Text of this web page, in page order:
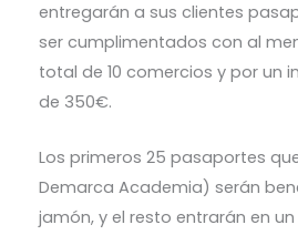
entregarán a sus clientes
ser cumplimentados con al
total de 10 comercios y por un
de 350€.
Los primeros 25 pasaportes
Demarca Academia) serán
jamón, y el resto entrarán en